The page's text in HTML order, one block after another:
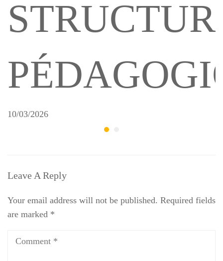
10/03/2026
Leave A Reply
Your email address will not be published. Required fields
are marked *